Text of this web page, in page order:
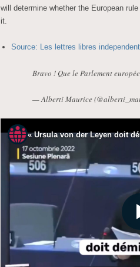
will determine whether the European
it.
Source: Les lettres libres
Bravo ! Que le Parlement
— Alberti Maurice